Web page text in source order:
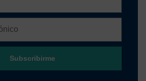
Subscribirme